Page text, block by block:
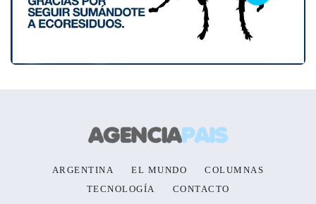
ARGENTINA EL MUNDO
COLUMNAS
TECNOLOGÍA
CONTACTO